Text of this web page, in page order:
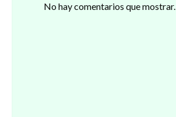
No hay comentarios que mostrar.